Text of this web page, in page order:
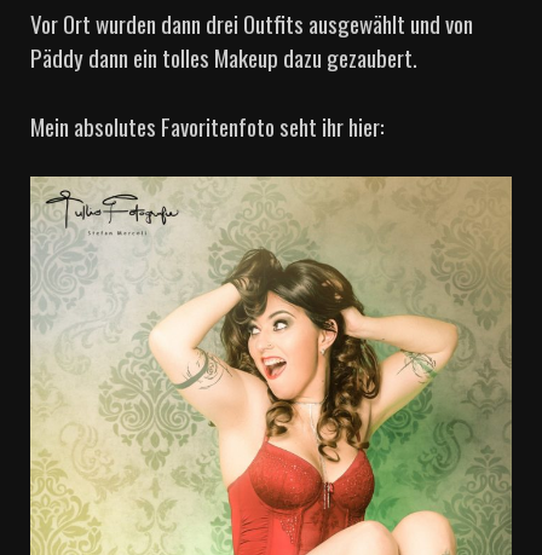
Vor Ort wurden dann drei Outfits ausgewählt und von
Päddy dann ein tolles Makeup dazu gezaubert.
Mein absolutes Favoritenfoto seht ihr hier: